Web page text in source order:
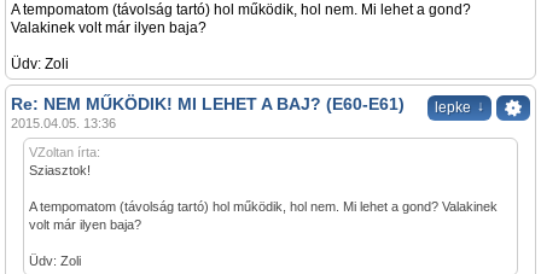
A tempomatom (távolság tartó) hol működik, hol nem. Mi lehet a gond?
Valakinek volt már ilyen baja?
Üdv: Zoli
lepke ↓
Re: NEM MŰKÖDIK! MI LEHET A BAJ? (E60-E61)
2015.04.05. 13:36
VZoltan írta:
Sziasztok!
A tempomatom (távolság tartó) hol működik, hol nem. Mi lehet a gond? Valakinek
volt már ilyen baja?
Üdv: Zoli